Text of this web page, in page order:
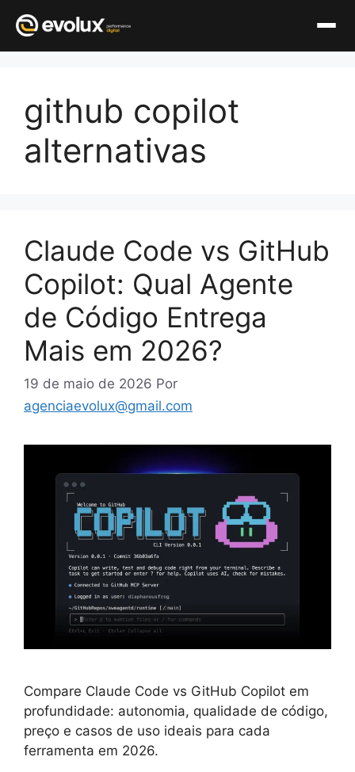
conteúdo
github copilot
alternativas
Claude Code vs GitHub
Copilot: Qual Agente
de Código Entrega
Mais em 2026?
19 de maio de 2026 Por
agenciaevolux@gmail.com
Compare Claude Code vs GitHub Copilot em
profundidade: autonomia, qualidade de código,
preço e casos de uso ideais para cada
ferramenta em 2026.